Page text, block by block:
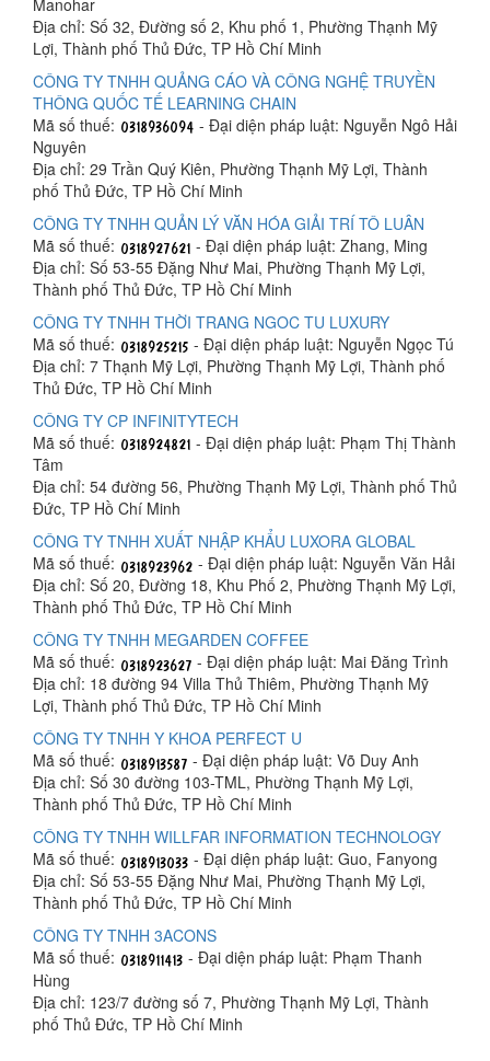
Địa chỉ: Số 32, Đường số 2, Khu phố 1, Phường Thạnh Mỹ
Lợi, Thành phố Thủ Đức, TP Hồ Chí Minh
CÔNG TY TNHH QUẢNG CÁO VÀ CÔNG NGHỆ TRUYỀN
THÔNG QUỐC TẾ LEARNING CHAIN
Mã số thuế:
- Đại diện pháp luật: Nguyễn Ngô Hải
Nguyên
Địa chỉ: 29 Trần Quý Kiên, Phường Thạnh Mỹ Lợi, Thành
phố Thủ Đức, TP Hồ Chí Minh
CÔNG TY TNHH QUẢN LÝ VĂN HÓA GIẢI TRÍ TÔ LUÂN
Mã số thuế:
- Đại diện pháp luật: Zhang, Ming
Địa chỉ: Số 53-55 Đặng Như Mai, Phường Thạnh Mỹ Lợi,
Thành phố Thủ Đức, TP Hồ Chí Minh
CÔNG TY TNHH THỜI TRANG NGOC TU LUXURY
Mã số thuế:
- Đại diện pháp luật: Nguyễn Ngọc Tú
Địa chỉ: 7 Thạnh Mỹ Lợi, Phường Thạnh Mỹ Lợi, Thành phố
Thủ Đức, TP Hồ Chí Minh
CÔNG TY CP INFINITYTECH
Mã số thuế:
- Đại diện pháp luật: Phạm Thị Thành
Tâm
Địa chỉ: 54 đường 56, Phường Thạnh Mỹ Lợi, Thành phố Thủ
Đức, TP Hồ Chí Minh
CÔNG TY TNHH XUẤT NHẬP KHẨU LUXORA GLOBAL
Mã số thuế:
- Đại diện pháp luật: Nguyễn Văn Hải
Địa chỉ: Số 20, Đường 18, Khu Phố 2, Phường Thạnh Mỹ Lợi,
Thành phố Thủ Đức, TP Hồ Chí Minh
CÔNG TY TNHH MEGARDEN COFFEE
Mã số thuế:
- Đại diện pháp luật: Mai Đăng Trình
Địa chỉ: 18 đường 94 Villa Thủ Thiêm, Phường Thạnh Mỹ
Lợi, Thành phố Thủ Đức, TP Hồ Chí Minh
CÔNG TY TNHH Y KHOA PERFECT U
Mã số thuế:
- Đại diện pháp luật: Võ Duy Anh
Địa chỉ: Số 30 đường 103-TML, Phường Thạnh Mỹ Lợi,
Thành phố Thủ Đức, TP Hồ Chí Minh
CÔNG TY TNHH WILLFAR INFORMATION TECHNOLOGY
Mã số thuế:
- Đại diện pháp luật: Guo, Fanyong
Địa chỉ: Số 53-55 Đặng Như Mai, Phường Thạnh Mỹ Lợi,
Thành phố Thủ Đức, TP Hồ Chí Minh
CÔNG TY TNHH 3ACONS
Mã số thuế:
- Đại diện pháp luật: Phạm Thanh
Hùng
Địa chỉ: 123/7 đường số 7, Phường Thạnh Mỹ Lợi, Thành
phố Thủ Đức, TP Hồ Chí Minh